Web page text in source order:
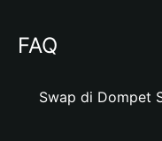
FAQ
Swap di Dompet